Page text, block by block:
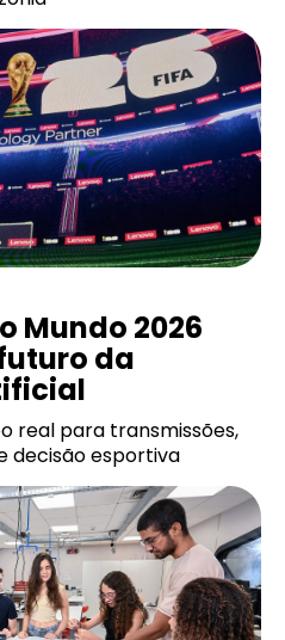
Mundo 2026
da
real para transmissões,
decisão esportiva